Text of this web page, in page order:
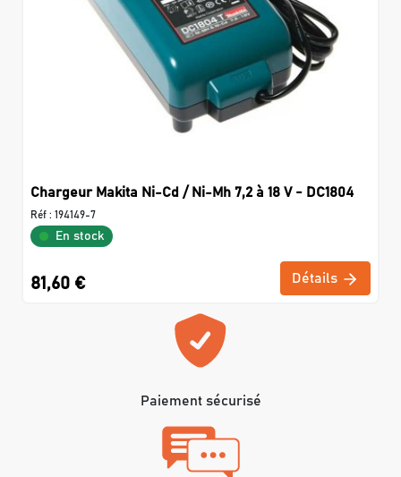
Chargeur Makita Ni-Cd / Ni-Mh 7,2 à 18 V - DC1804
Réf : 194149-7
En stock
81,60 € Détails
Paiement sécurisé